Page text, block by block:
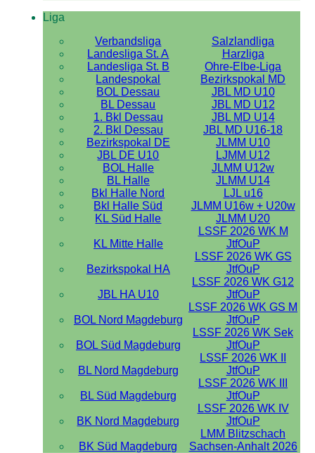
Liga
Verbandsliga
Salzlandliga
Landesliga St. A
Harzliga
Landesliga St. B
Ohre-Elbe-Liga
Landespokal
Bezirkspokal MD
BOL Dessau
JBL MD U10
BL Dessau
JBL MD U12
1. Bkl Dessau
JBL MD U14
2. Bkl Dessau
JBL MD U16-18
Bezirkspokal DE
JLMM U10
JBL DE U10
LJMM U12
BOL Halle
JLMM U12w
BL Halle
JLMM U14
Bkl Halle Nord
LJL u16
Bkl Halle Süd
JLMM U16w + U20w
KL Süd Halle
JLMM U20
KL Mitte Halle
LSSF 2026 WK M
JtfOuP
Bezirkspokal HA
LSSF 2026 WK GS
JtfOuP
JBL HA U10
LSSF 2026 WK G12
JtfOuP
BOL Nord Magdeburg
LSSF 2026 WK GS M
JtfOuP
BOL Süd Magdeburg
LSSF 2026 WK Sek
JtfOuP
BL Nord Magdeburg
LSSF 2026 WK II
JtfOuP
BL Süd Magdeburg
LSSF 2026 WK III
JtfOuP
BK Nord Magdeburg
LSSF 2026 WK IV
JtfOuP
BK Süd Magdeburg
LMM Blitzschach
Sachsen-Anhalt 2026